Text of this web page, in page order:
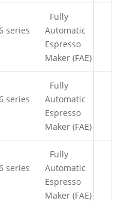
series
Fully
Automatic
Espresso
Maker (FAE)
series
Fully
Automatic
Espresso
Maker (FAE)
series
Fully
Automatic
Espresso
Maker (FAE)